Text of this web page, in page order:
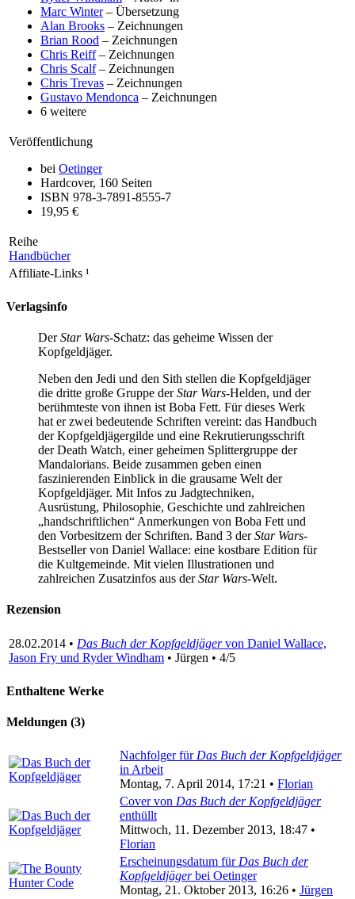
Marc Winter– Übersetzung
Alan Brooks – Zeichnungen
Brian Rood – Zeichnungen
Chris Reiff– Zeichnungen
Chris Scalf– Zeichnungen
Chris Trevas – Zeichnungen
Gustavo Mendonca – Zeichnungen
6 weitere
Veröffentlichung
bei Oetinger
Hardcover, 160 Seiten
ISBN 978-3-7891-8555-7
19,95 €
Reihe
Handbücher
Affiliate-Links ¹
Verlagsinfo
DerStar Wars-Schatz: das geheime Wissen der
Kopfgeldjäger.
Neben den Jedi und den Sith stellen die Kopfgeldjäger
die dritte große Gruppe derStar Wars-Helden, und der
berühmteste von ihnen ist Boba Fett. Für dieses Werk
hat er zwei bedeutende Schriften vereint: das Handbuch
der Kopfgeldjägergilde und eine Rekrutierungsschrift
der Death Watch, einer geheimen Splittergruppe der
Mandalorians. Beide zusammen geben einen
faszinierenden Einblick in die grausame Welt der
Kopfgeldjäger. Mit Infos zu Jadgtechniken,
Ausrüstung, Philosophie, Geschichte und zahlreichen
„handschriftlichen“ Anmerkungen von Boba Fett und
den Vorbesitzern der Schriften. Band 3 derStar Wars-
Bestseller von Daniel Wallace: eine kostbare Edition für
die Kultgemeinde. Mit vielen Illustrationen und
zahlreichen Zusatzinfos aus derStar Wars-Welt.
Rezension
28.02.2014 • Das Buch der Kopfgeldjägervon Daniel Wallace,
Jason Fry und Ryder Windham • Jürgen • 4/5
Enthaltene Werke
Meldungen (3)
Nachfolger fürDas Buch der Kopfgeldjäger
in Arbeit
Montag, 7. April 2014, 17:21 • Florian
Cover von Das Buch der Kopfgeldjäger
enthüllt
Mittwoch, 11. Dezember 2013, 18:47 •
Florian
Erscheinungsdatum fürDas Buch der
Kopfgeldjägerbei Oetinger
Montag, 21. Oktober 2013, 16:26 • Jürgen